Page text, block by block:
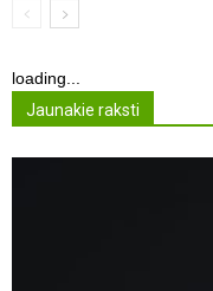
loading...
Jaunakie raksti